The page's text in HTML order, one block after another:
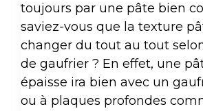
toujours par une pâte bien
saviez-vous que la texture
changer du tout au tout
de gaufrier ? En effet, une
épaisse ira bien avec un
ou à plaques profondes